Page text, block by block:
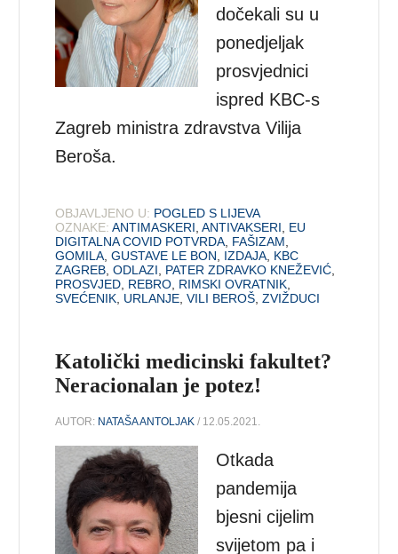
dočekali su u
ponedjeljak
prosvjednici
ispred KBC-s
Zagreb ministra zdravstva Vilija
Beroša.
OBJAVLJENO U: POGLED S LIJEVA
OZNAKE: ANTIMASKERI,ANTIVAKSERI, EU
DIGITALNA COVID POTVRDA, FAŠIZAM,
GOMILA,GUSTAVE LE BON, IZDAJA, KBC
ZAGREB,ODLAZI, PATER ZDRAVKO KNEŽEVIĆ,
PROSVJED, REBRO, RIMSKI OVRATNIK,
SVEĆENIK, URLANJE,VILI BEROŠ,ZVIŽDUCI
Katolički medicinski fakultet?
Neracionalan je potez!
AUTOR: NATAŠA ANTOLJAK / 12.05.2021.
Otkada
pandemija
bjesni cijelim
svijetom pa i